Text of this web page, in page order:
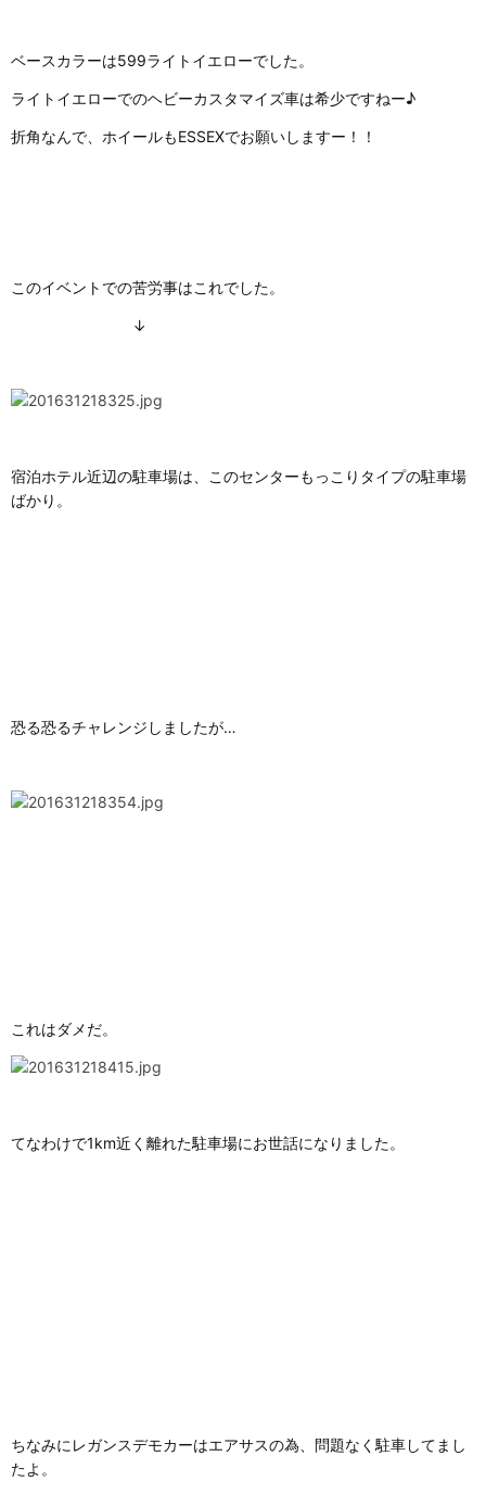
ベースカラーは599ライトイエローでした。
ライトイエローでのヘビーカスタマイズ車は希少ですねー♪
折角なんで、ホイールもESSEXでお願いしますー！！
このイベントでの苦労事はこれでした。
↓
宿泊ホテル近辺の駐車場は、このセンターもっこりタイプの駐車場
ばかり。
恐る恐るチャレンジしましたが…
これはダメだ。
てなわけで1km近く離れた駐車場にお世話になりました。
ちなみにレガンスデモカーはエアサスの為、問題なく駐車してまし
たよ。